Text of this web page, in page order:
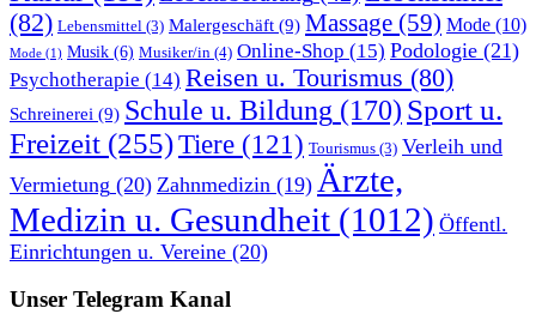
(82) Lebensmittel (3) Malergeschäft (9) Massage (59) Mode (10)
Mode (1) Musik (6) Musiker/in (4) Online-Shop (15) Podologie (21)
Psychotherapie (14) Reisen u. Tourismus (80)
Schreinerei (9) Schule u. Bildung (170) Sport u.
Freizeit (255)Tiere (121) Tourismus (3) Verleih und
Vermietung (20) Zahnmedizin (19) Ärzte,
Medizin u. Gesundheit (1012) Öffentl.
Einrichtungen u. Vereine (20)
Unser Telegram Kanal